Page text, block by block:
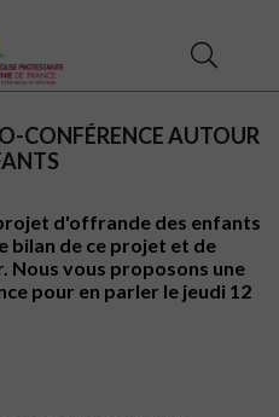
CONFÉRENCE AUTOUR
d'offrande des enfants
bilan de ce projet et de
Nous vous proposons une
pour en parler le jeudi 12